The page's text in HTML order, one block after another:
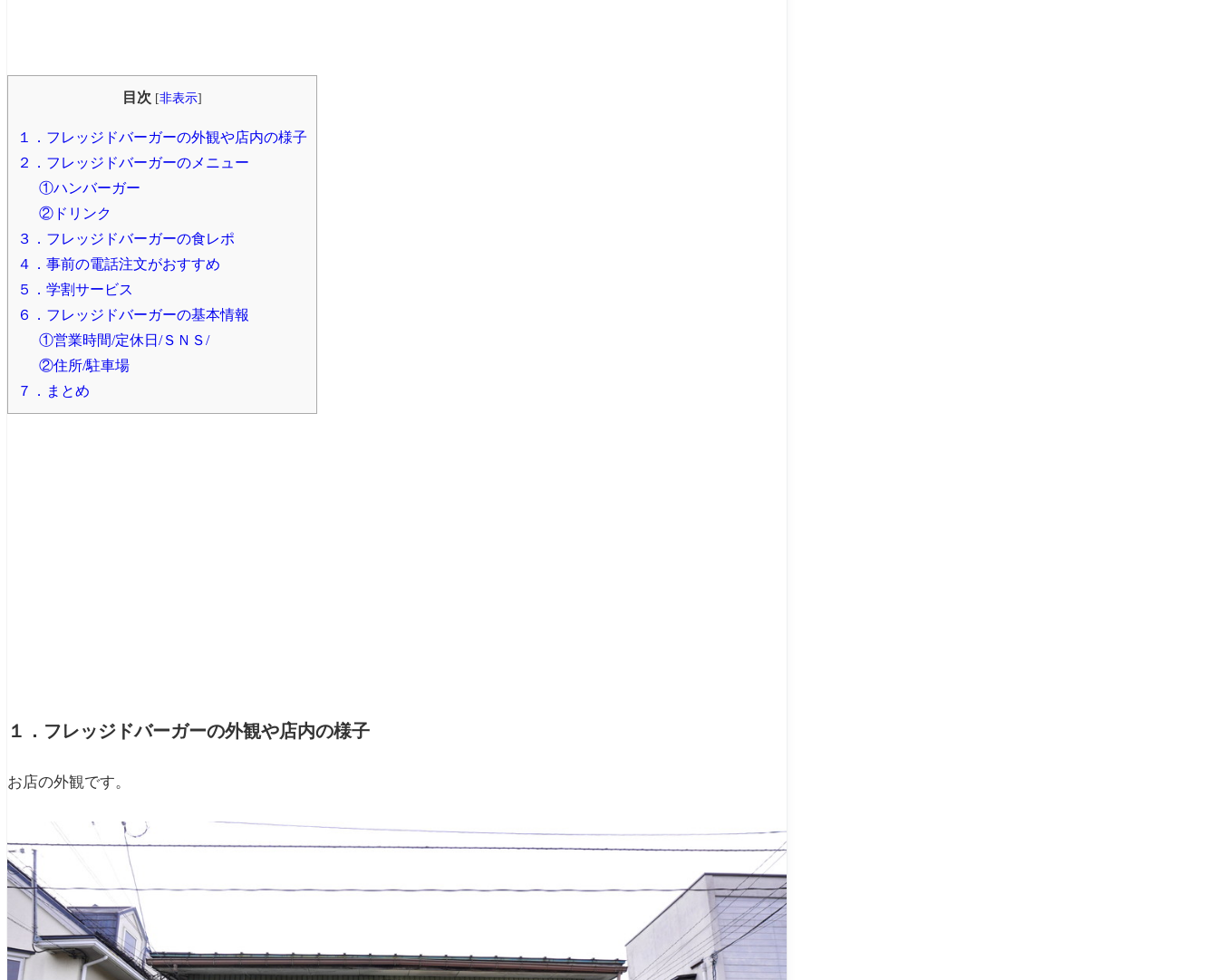
目次 [非表示]
１．フレッジドバーガーの外観や店内の様子
２．フレッジドバーガーのメニュー
①ハンバーガー
②ドリンク
３．フレッジドバーガーの食レポ
４．事前の電話注文がおすすめ
５．学割サービス
６．フレッジドバーガーの基本情報
①営業時間/定休日/ＳＮＳ/
②住所/駐車場
７．まとめ
１．フレッジドバーガーの外観や店内の様子
お店の外観です。